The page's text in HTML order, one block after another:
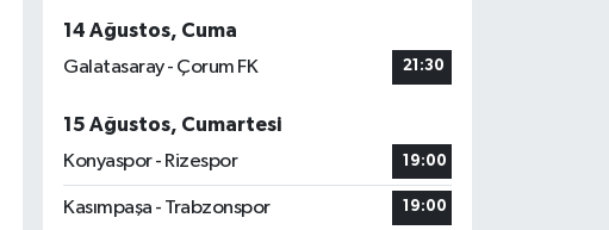
14 Ağustos, Cuma
Galatasaray - Çorum FK
21:30
15 Ağustos, Cumartesi
Konyaspor - Rizespor
19:00
Kasımpaşa - Trabzonspor 19:00